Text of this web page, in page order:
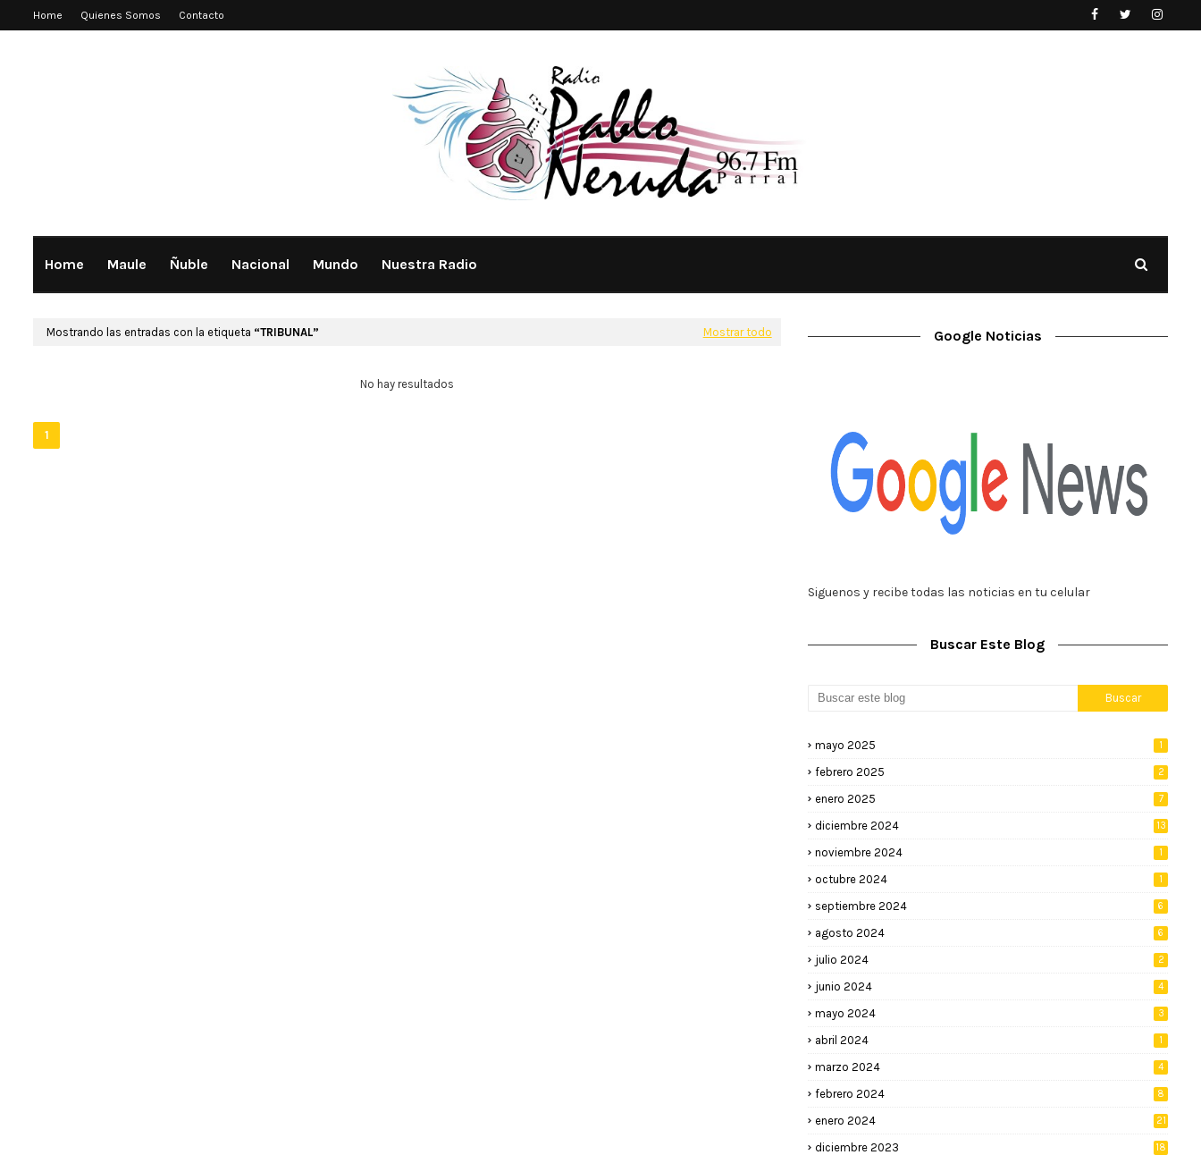
Home Quienes Somos Contacto
Home Maule Ñuble Nacional Mundo Nuestra Radio
Mostrando las entradas con la etiqueta TRIBUNAL Mostrar todo
No hay resultados
1
Google Noticias
Siguenos y recibe todas las noticias en tu celular
Buscar Este Blog
mayo 2025 1
febrero 2025 2
enero 2025 7
diciembre 2024 13
noviembre 2024 1
octubre 2024 1
septiembre 2024 6
agosto 2024 6
julio 2024 2
junio 2024 4
mayo 2024 3
abril 2024 1
marzo 2024 4
febrero 2024 8
enero 2024 21
diciembre 2023 18